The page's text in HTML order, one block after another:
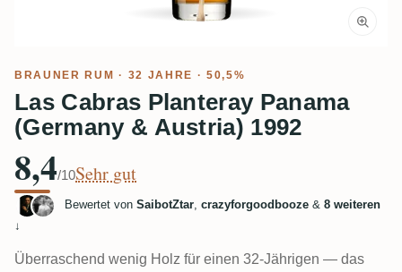
BRAUNER RUM · 32 JAHRE · 50,5%
Las Cabras Planteray Panama
(Germany & Austria) 1992
8,4/10Sehr gut
Bewertet von SaibotZtar, crazyforgoodbooze & 8 weiteren
↓
Überraschend wenig Holz für einen 32-Jährigen — das